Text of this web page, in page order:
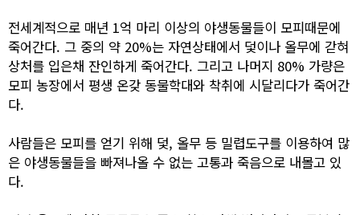
전세계적으로 매년 1억 마리 이상의 야생동물들이 모피때문에
죽어간다. 그 중의 약 20%는 자연상태에서 덫이나 올무에 갇혀
상처를 입은채 잔인하게 죽어간다. 그리고 나머지 80% 가량은
모피 농장에서 평생 온갖 동물학대와 착취에 시달리다가 죽어간
다.
사람들은 모피를 얻기 위해 덫, 올무 등 밀렵도구를 이용하여 많
은 야생동물들을 빠져나올 수 없는 고통과 죽음으로 내몰고 있
다.